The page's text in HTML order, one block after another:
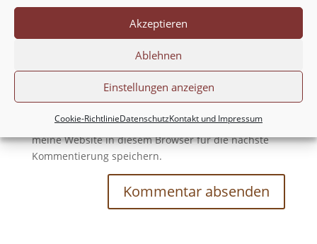
Akzeptieren
Ablehnen
Einstellungen anzeigen
Cookie-RichtlinieDatenschutzKontakt und Impressum
Meinen Namen, meine E-Mail-Adresse und
meine Website in diesem Browser für die nächste
Kommentierung speichern.